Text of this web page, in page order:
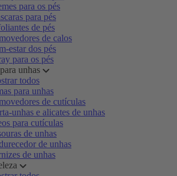
para os pés
para pés
de pés
de calos
estar dos pés
para os pés
unhas
todos
para unhas
de cutículas
unhas e alicates de unhas
para cutículas
de unhas
de unhas
de unhas